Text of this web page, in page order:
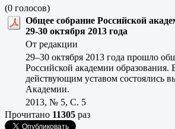
(0 голосов)
Общее собрание Российской
29-30 октября 2013 года
От редакции
29–30 октября 2013 года прошло
Российской академии образования.
действующим уставом состоялись
Академии.
2013, № 5, C. 5
Прочитано 11305 раз